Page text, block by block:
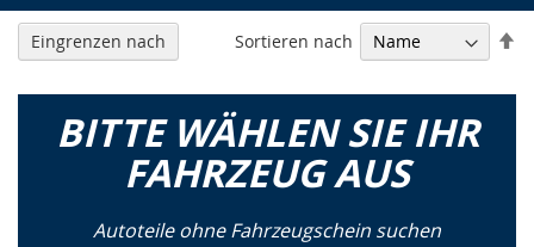
BITTE WÄHLEN SIE IHR
FAHRZEUG AUS
Autoteile ohne Fahrzeugschein suchen
Sortieren nach
Eingrenzen nach